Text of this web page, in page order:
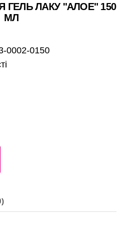
ГЕЛЬ ЛАКУ "АЛОЕ" 150
МЛ
0002-0150